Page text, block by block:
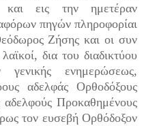
και εις την ημετέραν
πηγών πληροφορίαι
Ζήσης και οι συν
δια του διαδικτύου
ενημερώσεως,
αδελφάς Ορθοδόξους
Προκαθημένους
τον ευσεβή Ορθόδοξον